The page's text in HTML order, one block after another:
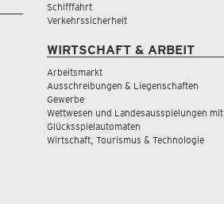
Schifffahrt
Verkehrssicherheit
WIRTSCHAFT & ARBEIT
Arbeitsmarkt
Ausschreibungen & Liegenschaften
Gewerbe
Wettwesen und Landesausspielungen mit
Glücksspielautomaten
Wirtschaft, Tourismus & Technologie